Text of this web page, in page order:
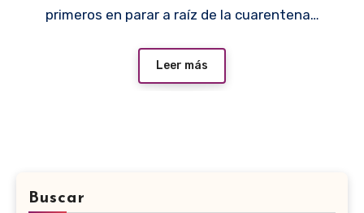
primeros en parar a raíz de la cuarentena…
Leer más
Buscar